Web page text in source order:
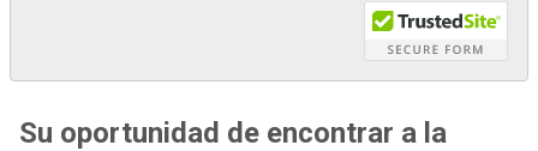
Su oportunidad de encontrar a la